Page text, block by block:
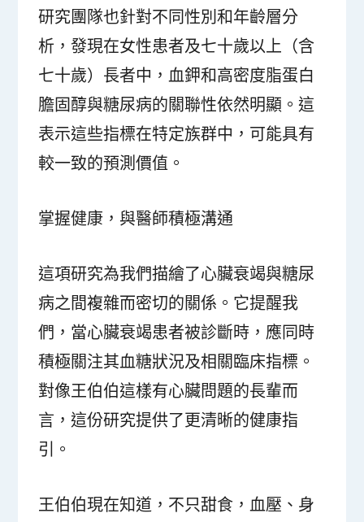
研究團隊也針對不同性別和年齡層分
析，發現在女性患者及七十歲以上（含
七十歲）長者中，血鉀和高密度脂蛋白
膽固醇與糖尿病的關聯性依然明顯。這
表示這些指標在特定族群中，可能具有
較一致的預測價值。
掌握健康，與醫師積極溝通
這項研究為我們描繪了心臟衰竭與糖尿
病之間複雜而密切的關係。它提醒我
們，當心臟衰竭患者被診斷時，應同時
積極關注其血糖狀況及相關臨床指標。
對像王伯伯這樣有心臟問題的長輩而
言，這份研究提供了更清晰的健康指
引。
王伯伯現在知道，不只甜食，血壓、身